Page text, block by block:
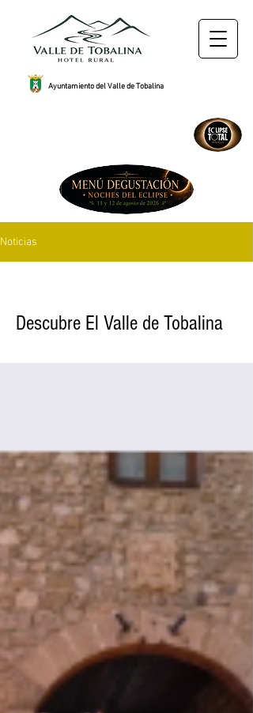
Ayuntamiento del Valle de Tobalina
Noticias
Descubre El Valle de Tobalina